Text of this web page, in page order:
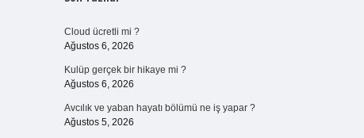
Sidebar
Cloud ücretli mi ?
Ağustos 6, 2026
Kulüp gerçek bir hikaye mi ?
Ağustos 6, 2026
Avcılık ve yaban hayatı bölümü ne iş yapar ?
Ağustos 5, 2026